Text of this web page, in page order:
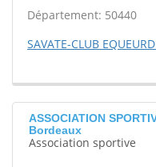
Département: 50440
SAVATE-CLUB
ASSOCIATION
Bordeaux
Association sportive